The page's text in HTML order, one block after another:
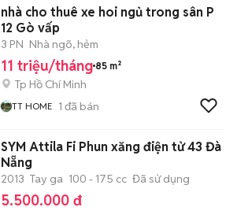
nhà cho thuê xe hoi ngủ trong sân P
12 Gò vấp
3 PN Nhà ngõ, hẻm
11 triệu/tháng 85 m²
Tp Hồ Chí Minh
TT HOME 1 đã bán
SYM Attila Fi Phun xăng điện tử 43 Đà
Nẵng
2013 Tay ga 100 - 175 cc Đã sử dụng
5.500.000 đ